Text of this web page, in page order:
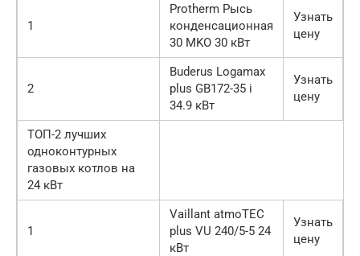
1
Protherm Рысь
конденсационная
30 MKO 30 кВт
Узнать
цену
2
Buderus Logamax
plus GB172-35 i
34.9 кВт
Узнать
цену
ТОП-2 лучших
одноконтурных
газовых котлов на
24 кВт
1
Vaillant atmoTEC
plus VU 240/5-5 24
кВт
Узнать
цену